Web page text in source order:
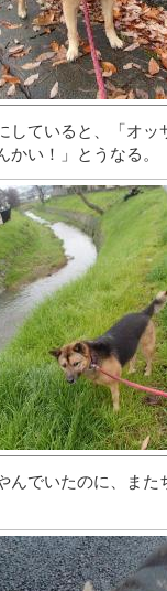
ていると、「オッ
かい！」とうなる。
でいたのに、また